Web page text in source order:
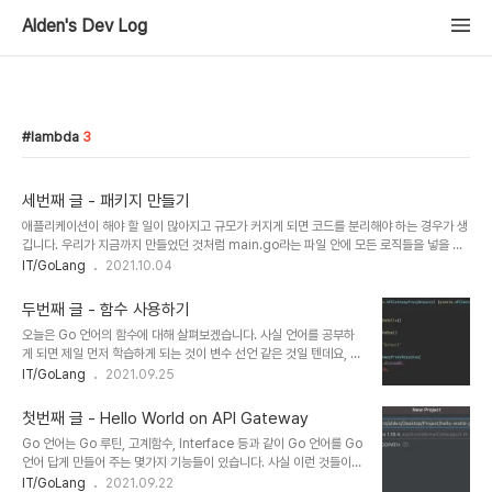
Alden's Dev Log
lambda 3
세번째 글 - 패키지 만들기
애플리케이션이 해야 할 일이 많아지고 규모가 커지게 되면 코드를 분리해야 하는 경우가 생
깁니다. 우리가 지금까지 만들었던 것처럼 main.go라는 파일 안에 모든 로직들을 넣을 순
없게 됩니다. 그래서 패키지화라는 과정을 통해 애플리케이션의 로직을 비슷한 역할을 하는
서 패키지화를 할 수 있습니다. 비슷한 방법으로 Go 언어 역시 패키지화를 할 수 있습니다.
하지만 Go 언어에서의 패키지화는 개인적으로는 파이썬 보다 훨씬 편하다고 생각합니다.
그리고 Go 언어가 가지는 여러 가지 특징 중 하나가 손쉬운 패키지화라고도 생각합니다. 이
번 글에서는 우리가 앞에서 다뤘던 애플리케이션을 패키지화해서 관리하는 방법에 대해..
IT/GoLang 2021.10.04
두번째 글 - 함수 사용하기
오늘은 Go 언어의 함수에 대해 살펴보겠습니다. 사실 언어를 공부하
게 되면 제일 먼저 학습하게 되는 것이 변수 선언 같은 것일 텐데요, 여
기서는 조금 다르게 함수를 먼저 살펴보겠습니다. 지난번에 만들었던
(https://fallwalker.tistory.com/4) 를 바탕으로 함수를 만들어서
여러 개의 Path를 처리할 수 있도록 해보겠습니다. URI 별로 분기 하
기 우리가 만든 Go 애플리케이션은 람다로 실행되고 앞단의 HTTP
요청은 API Gateway가 처리해 주기 때문에 Header와 Path와 같
은 HTTP와 관련된 데이터들은 인자로 받을 수 있습니다. handler()
IT/GoLang 2021.09.25
첫번째 글 - Hello World on API Gateway
Go 언어는 Go 루틴, 고계함수, Interface 등과 같이 Go 언어를 Go
언어 답게 만들어 주는 몇가지 기능들이 있습니다. 사실 이런 것들이
Go 언어를 어렵고 복잡하게 만들기도 하지만 그만큼 강력하게 만들어
IT/GoLang 2021.09.22